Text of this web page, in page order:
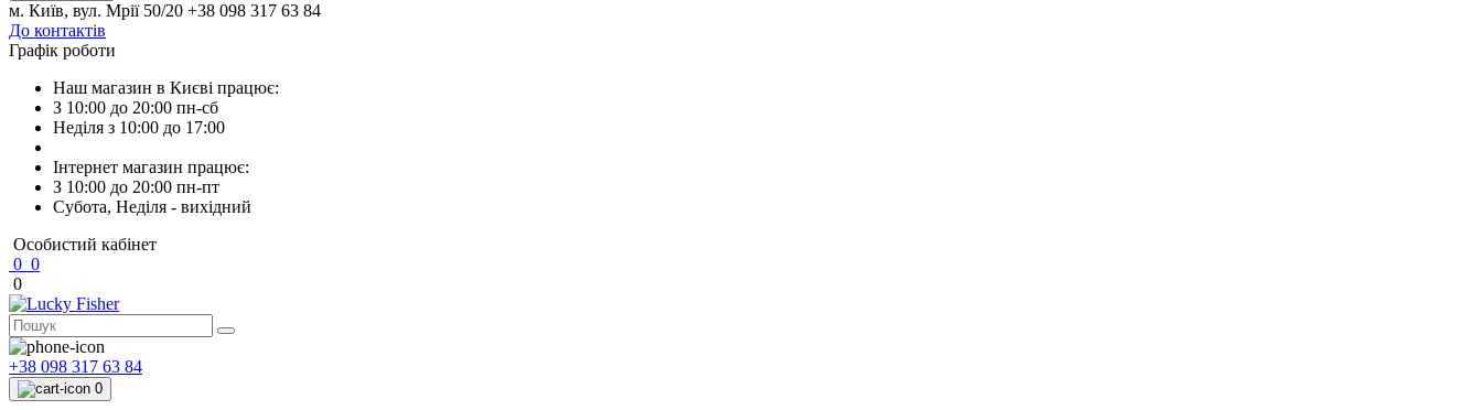
м. Київ, вул. Мрії 50/20 +38 098 317 63 84
До контактів
Графік роботи
Наш магазин в Києві працює:
З 10:00 до 20:00 пн-сб
Неділя з 10:00 до 17:00
Інтернет магазин працює:
З 10:00 до 20:00 пн-пт
Субота, Неділя - вихідний
Особистий кабінет
0 0
0
+38 098 317 63 84
0